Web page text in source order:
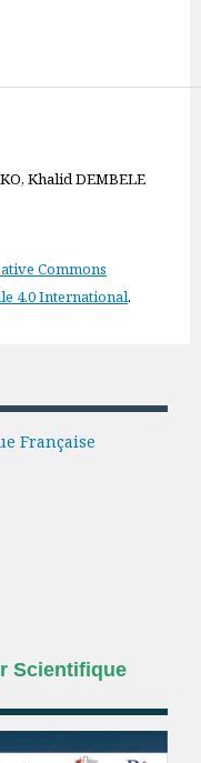
Khalid DEMBELE
Commons
4.0 International.
Française
Scientifique